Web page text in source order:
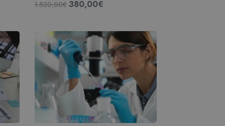
Valorado
1.520,00€ El
era:
1.520,00€.
380,00€El
es:
380,00€.